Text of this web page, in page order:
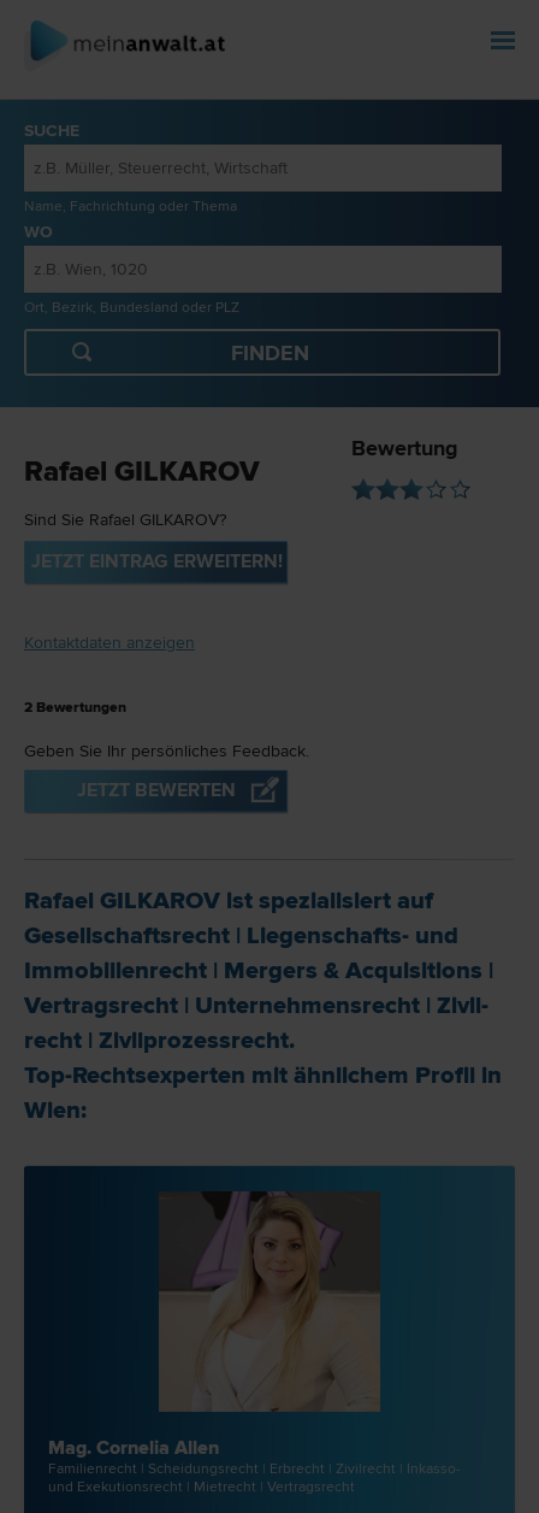
SUCHE
Name, Fachrichtung oder Thema
WO
Ort, Bezirk, Bundesland oder PLZ
Rafael GILKAROV
Sind Sie Rafael GILKAROV?
JETZT EINTRAG ERWEITERN!
Kontaktdaten anzeigen
Bewertung
2 Bewertungen
Geben Sie Ihr persönliches Feedback.
JETZT BEWERTEN
Rafael GILKAROV ist spezialisiert auf
Gesellschafts­recht | Liegenschafts- und
Immobilien­recht | Mergers & Acquisitions |
Vertrags­recht | Unternehmens­recht | Zivil­
recht | Zivilprozess­recht.
Top-Rechtsexperten mit ähnlichem Profil in
Wien:
Mag. Cornelia Allen
Familien­recht | Scheidungs­recht | Erb­recht | Zivil­recht | Inkasso-
und Exekutions­recht | Miet­recht | Vertrags­recht